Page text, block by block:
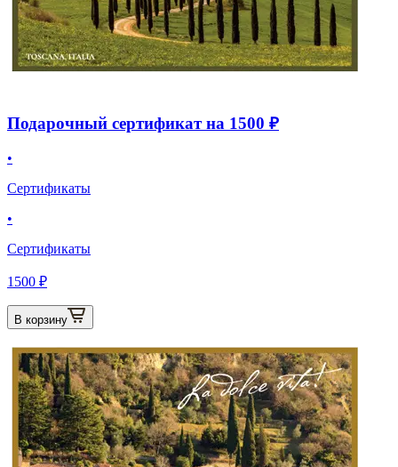
Подарочный сертификат на 1500 ₽
•
Сертификаты
•
Сертификаты
1500 ₽
В корзину